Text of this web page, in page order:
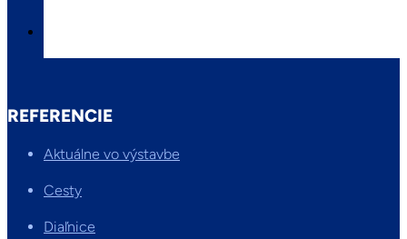
REFERENCIE
Aktuálne vo výstavbe
Cesty
Diaľnice